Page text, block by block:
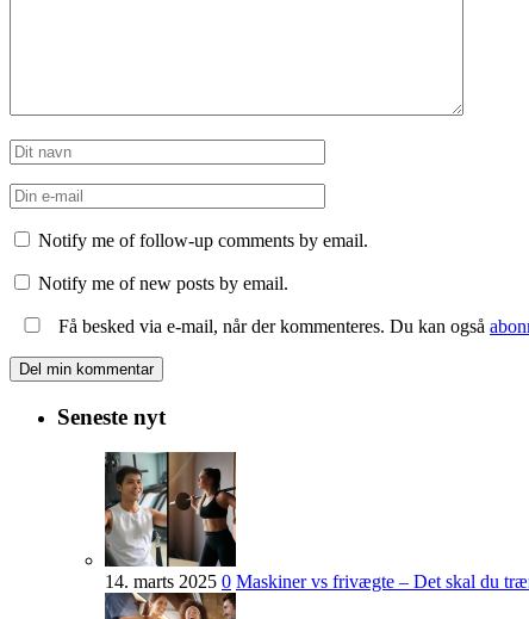
Notify me of follow-up comments by email.
Notify me of new posts by email.
Få besked via e-mail, når der kommenteres. Du kan også
Seneste nyt
14. marts 2025 0 Maskiner vs frivægte – Det skal du